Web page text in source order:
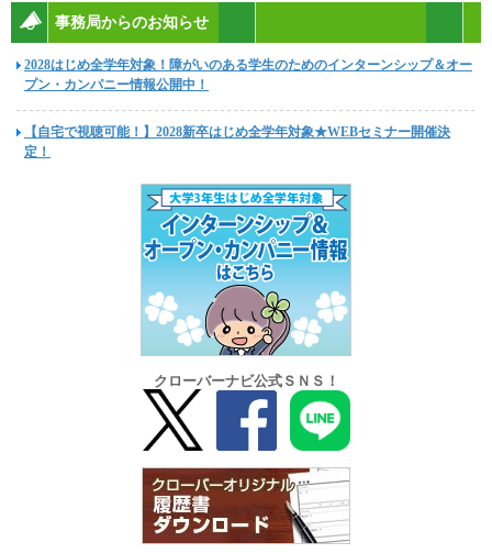
事務局からのお知らせ
2028はじめ全学年対象！障がいのある学生のためのインターンシップ＆オー
プン・カンパニー情報公開中！
【自宅で視聴可能！】2028新卒はじめ全学年対象★WEBセミナー開催決
定！
クローバーナビ公式ＳＮＳ！